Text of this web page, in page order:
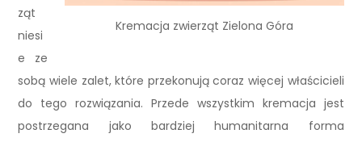
Kremacja zwierząt Zielona Góra
ząt
niesi
e ze
sobą wiele zalet, które przekonują coraz więcej właścicieli
do tego rozwiązania. Przede wszystkim kremacja jest
postrzegana jako bardziej humanitarna forma